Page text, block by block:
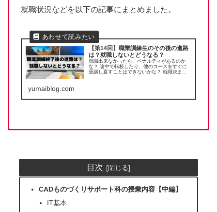
就職状況などを以下の記事にまとめました。
【第14回】職業訓練生のその後の進路
は？就職しないとどうなる？
就職出来なかったら、ペナルティがあるのか
な？ 途中で転校したり、他のコースをすぐに
受講し直すことはできないかな？ 就職決まら
yumaiblog.com
目次
CADものづくりサポート科の授業内容【中編】
IT基本